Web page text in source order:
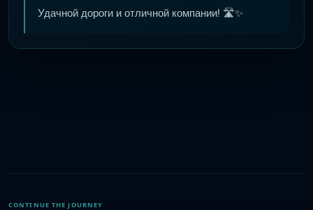
Удачной дороги и отличной компании! 🛣️✨
CONTINUE THE JOURNEY